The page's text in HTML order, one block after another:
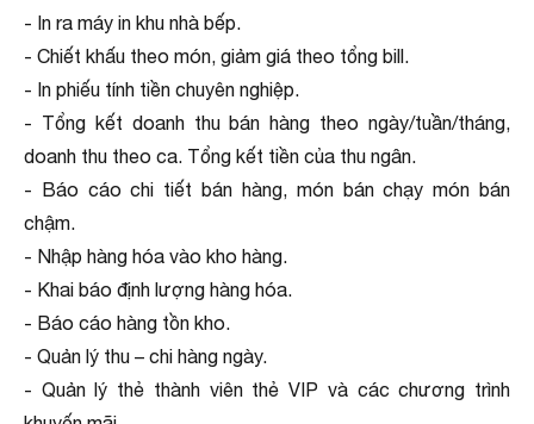
- In ra máy in khu nhà bếp.
- Chiết khấu theo món, giảm giá theo tổng bill.
- In phiếu tính tiền chuyên nghiệp.
- Tổng kết doanh thu bán hàng theo ngày/tuần/tháng,
doanh thu theo ca. Tổng kết tiền của thu ngân.
- Báo cáo chi tiết bán hàng, món bán chạy món bán
chậm.
- Nhập hàng hóa vào kho hàng.
- Khai báo định lượng hàng hóa.
- Báo cáo hàng tồn kho.
- Quản lý thu – chi hàng ngày.
- Quản lý thẻ thành viên thẻ VIP và các chương trình